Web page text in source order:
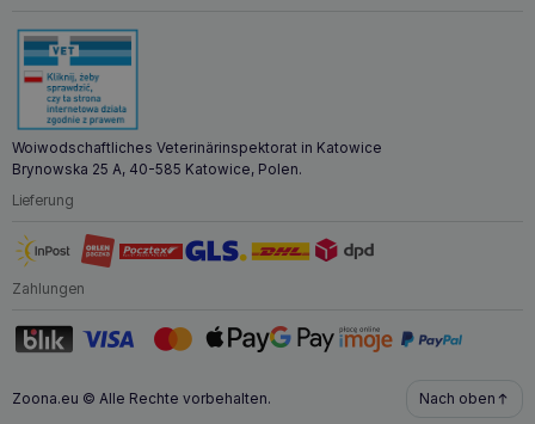
Woiwodschaftliches Veterinärinspektorat in Katowice
Brynowska 25 A, 40-585 Katowice, Polen.
Lieferung
Zahlungen
Zoona.eu © Alle Rechte vorbehalten. Nach oben